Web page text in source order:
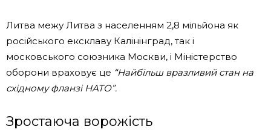
Литва межу Литва з населенням 2,8 мільйона як
російського ексклаву Калінінград, так і
московського союзника Москви, і Міністерство
оборони враховує це “Найбільш вразливий стан на
східному фланзі НАТО”.
Зростаюча ворожість